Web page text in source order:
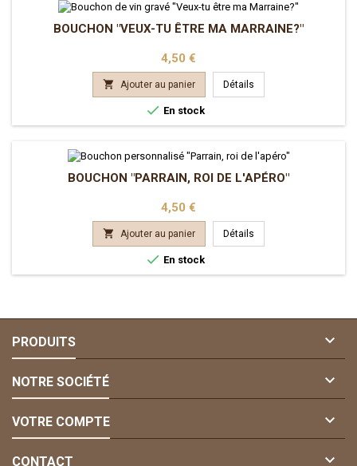
BOUCHON "VEUX-TU ÊTRE MA MARRAINE?"
Prix
4,50 €
 Ajouter au panier Détails
 En stock
BOUCHON "PARRAIN, ROI DE L'APÉRO"
Prix
4,50 €
 Ajouter au panier Détails
 En stock
PRODUITS 
NOTRE SOCIÉTÉ 
VOTRE COMPTE 
CONTACT 